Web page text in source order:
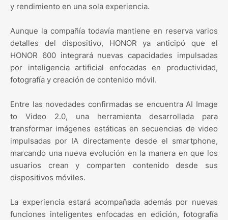
y rendimiento en una sola experiencia.
Aunque la compañía todavía mantiene en reserva varios
detalles del dispositivo, HONOR ya anticipó que el
HONOR 600 integrará nuevas capacidades impulsadas
por inteligencia artificial enfocadas en productividad,
fotografía y creación de contenido móvil.
Entre las novedades confirmadas se encuentra AI Image
to Video 2.0, una herramienta desarrollada para
transformar imágenes estáticas en secuencias de video
impulsadas por IA directamente desde el smartphone,
marcando una nueva evolución en la manera en que los
usuarios crean y comparten contenido desde sus
dispositivos móviles.
La experiencia estará acompañada además por nuevas
funciones inteligentes enfocadas en edición, fotografía